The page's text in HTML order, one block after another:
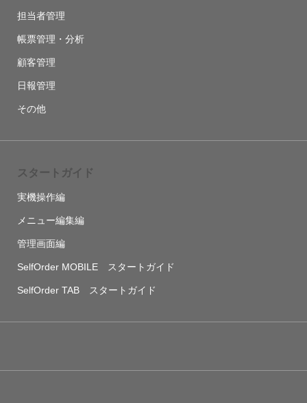
担当者管理
帳票管理・分析
顧客管理
日報管理
その他
スタートガイド
実機操作編
メニュー編集編
管理画面編
SelfOrder MOBILE スタートガイド
SelfOrder TAB スタートガイド